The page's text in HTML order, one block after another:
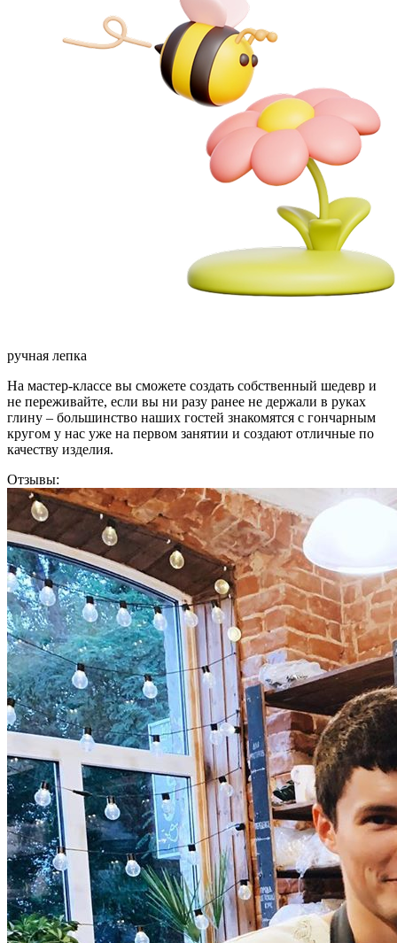
ручная лепка
На мастер-классе вы сможете создать собственный шедевр и
не переживайте, если вы ни разу ранее не держали в руках
глину – большинство наших гостей знакомятся с гончарным
кругом у нас уже на первом занятии и создают отличные по
качеству изделия.
Отзывы: